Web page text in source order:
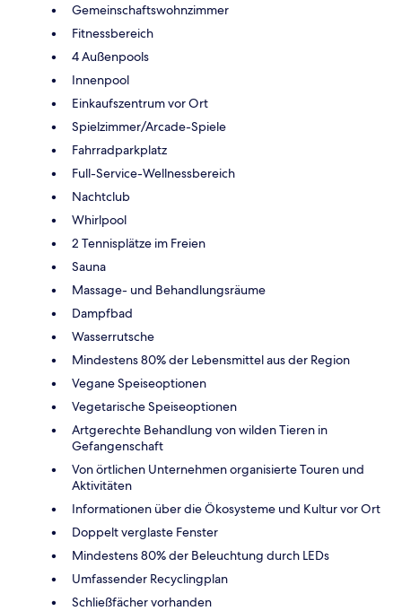
Gemeinschaftswohnzimmer
Fitnessbereich
4 Außenpools
Innenpool
Einkaufszentrum vor Ort
Spielzimmer/Arcade-Spiele
Fahrradparkplatz
Full-Service-Wellnessbereich
Nachtclub
Whirlpool
2 Tennisplätze im Freien
Sauna
Massage- und Behandlungsräume
Dampfbad
Wasserrutsche
Mindestens 80% der Lebensmittel aus der Region
Vegane Speiseoptionen
Vegetarische Speiseoptionen
Artgerechte Behandlung von wilden Tieren in
Gefangenschaft
Von örtlichen Unternehmen organisierte Touren und
Aktivitäten
Informationen über die Ökosysteme und Kultur vor Ort
Doppelt verglaste Fenster
Mindestens 80% der Beleuchtung durch LEDs
Umfassender Recyclingplan
Schließfächer vorhanden